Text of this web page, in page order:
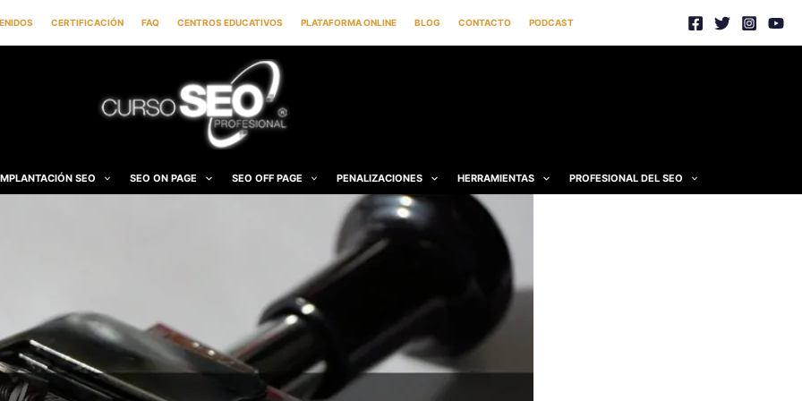
CERTIFICACIÓN FAQ CENTROS EDUCATIVOS PLATAFORMA ONLINE BLOG CONTACTO PODCAST
SEO SEO ON PAGE SEO OFF PAGE PENALIZACIONES HERRAMIENTAS PROFESIONAL DEL SEO